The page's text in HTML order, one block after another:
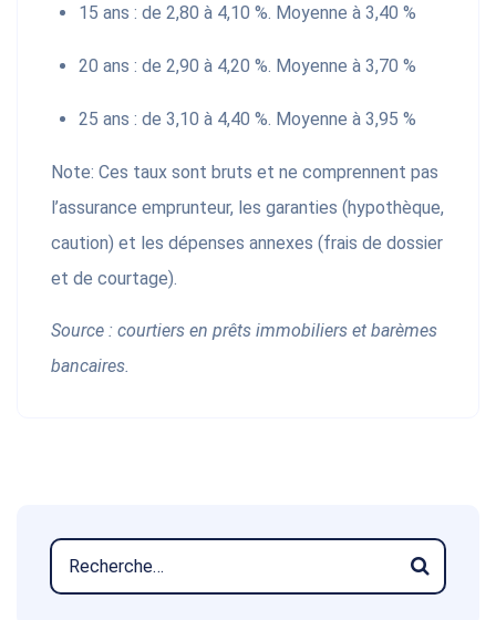
15 ans : de 2,80 à 4,10 %. Moyenne à 3,40 %
20 ans : de 2,90 à 4,20 %. Moyenne à 3,70 %
25 ans : de 3,10 à 4,40 %. Moyenne à 3,95 %
Note: Ces taux sont bruts et ne comprennent pas
l’assurance emprunteur, les garanties (hypothèque,
caution) et les dépenses annexes (frais de dossier
et de courtage).
Source : courtiers en prêts immobiliers et barèmes
bancaires.